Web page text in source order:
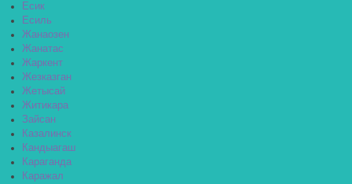
Есик
Есиль
Жанаозен
Жанатас
Жаркент
Жезказган
Жетысай
Житикара
Зайсан
Казалинск
Кандыагаш
Караганда
Каражал